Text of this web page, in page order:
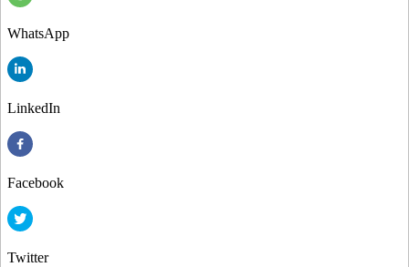
WhatsApp
LinkedIn
Facebook
Twitter